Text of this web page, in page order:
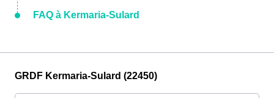
FAQ à Kermaria-Sulard
GRDF Kermaria-Sulard (22450)